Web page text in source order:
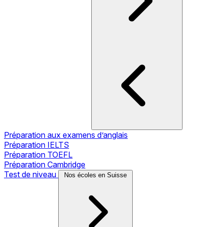
Préparation aux examens d’anglais
Préparation IELTS
Préparation TOEFL
Préparation Cambridge
Test de niveau
Nos écoles en Suisse